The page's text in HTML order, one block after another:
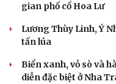
gian phố cổ Hoa Lư
Lương Thùy Linh, Ý
tấn lúa
Biển xanh, vỏ sò và
diễn đặc biệt ở Nha